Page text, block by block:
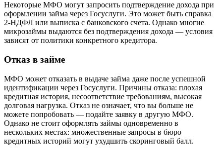
Некоторые МФО могут запросить подтверждение дохода при
оформлении займа через Госуслуги. Это может быть справка
2-НДФЛ или выписка с банковского счета. Однако многие
микрозаймы выдаются без подтверждения дохода — условия
зависят от политики конкретного кредитора.
Отказ в займе
МФО может отказать в выдаче займа даже после успешной
идентификации через Госуслуги. Причины отказа: плохая
кредитная история, несоответствие требованиям, высокая
долговая нагрузка. Отказ не означает, что вы больше не
можете попробовать — подайте заявку в другую МФО.
Однако не стоит оформлять займы одновременно в
нескольких местах: множественные запросы в бюро
кредитных историй могут ухудшить скоринговый балл.